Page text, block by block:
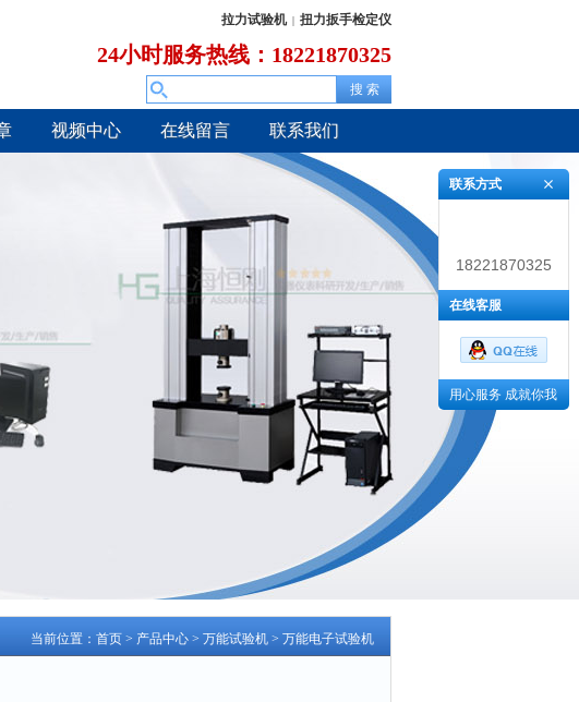
拉力试验机 | 扭力扳手检定仪
24小时服务热线：18221870325
视频中心 在线留言 联系我们
当前位置： 首页 > 产品中心 > 万能试验机 > 万能电子试验机
联系方式
18221870325
在线客服
用心服务 成就你我